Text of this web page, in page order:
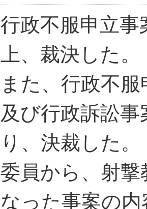
行政不服申立
上、裁決した。
また、行政不
及び行政訴訟
り、決裁した。
委員から、射
なった事案の